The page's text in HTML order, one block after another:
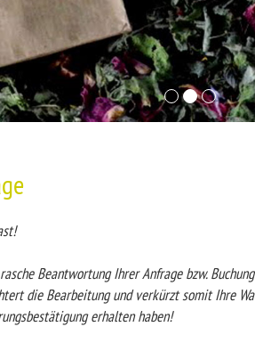
Beantwortung Ihrer Anfrage bzw.
die Bearbeitung und verkürzt somit Ihre
erhalten haben!